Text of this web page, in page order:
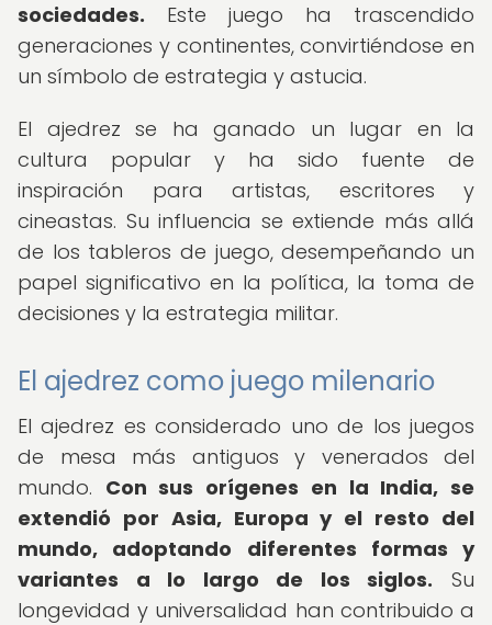
sociedades. Este juego ha trascendido
generaciones y continentes, convirtiéndose en
un símbolo de estrategia y astucia.
El ajedrez se ha ganado un lugar en la
cultura popular y ha sido fuente de
inspiración para artistas, escritores y
cineastas. Su influencia se extiende más allá
de los tableros de juego, desempeñando un
papel significativo en la política, la toma de
decisiones y la estrategia militar.
El ajedrez como juego milenario
El ajedrez es considerado uno de los juegos
de mesa más antiguos y venerados del
mundo. Con sus orígenes en la India, se
extendió por Asia, Europa y el resto del
mundo, adoptando diferentes formas y
variantes a lo largo de los siglos. Su
longevidad y universalidad han contribuido a